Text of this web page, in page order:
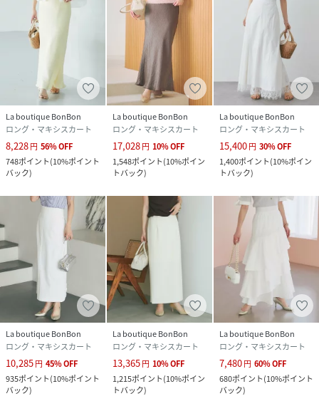
透け感：なし
光沢：あり
裏地：あり
生地の厚さ：ふつう
伸縮性：なし
ウエストゴム：バックゴム仕様
ファスナー：あり
ポケット：なし
性別タイプ レディース
原産国 中国
素材
表地:ポリエステル100%
裏地:ポリエステル100%
サイズ 36、38
品番
RX3925_LBZ1061501A0004
(LBZ1061501A0004-3-6 RX3925
La boutique BonBon
ロング・マキシスカート
8,228円 56%OFF
748ポイント(10%ポイント
バック)
La boutique BonBon
ロング・マキシスカート
17,028円 10%OFF
1,548ポイント(10%ポイン
トバック)
La boutique BonBon
ロング・マキシスカート
15,400円 30%OFF
1,400ポイント(10%ポイン
トバック)
La boutique BonBon
ロング・マキシスカート
10,285円 45%OFF
935ポイント(10%ポイント
バック)
La boutique BonBon
ロング・マキシスカート
13,365円 10%OFF
1,215ポイント(10%ポイン
トバック)
La boutique BonBon
ロング・マキシスカート
7,480円 60%OFF
680ポイント(10%ポイント
バック)